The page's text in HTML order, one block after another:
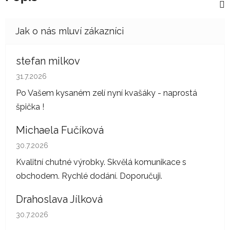
stefan milkov
Hodnocení obchodu je 5 z 5 hvězdiček.
31.7.2026
Po Vašem kysaném zelí nyní kvašáky - naprostá
špička !
Michaela Fučíková
Hodnocení obchodu je 5 z 5 hvězdiček.
30.7.2026
Kvalitní chutné výrobky. Skvělá komunikace s
obchodem. Rychlé dodání. Doporučuji.
Drahoslava Jílková
Hodnocení obchodu je 5 z 5 hvězdiček.
30.7.2026